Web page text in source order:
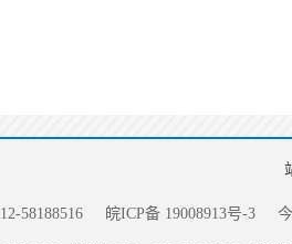
58188516 皖ICP备 19008913号-3